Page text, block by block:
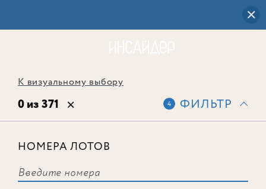
К визуальному выбору
0 из 371 4 ФИЛЬТР
НОМЕРА ЛОТОВ
соответствует ни одного лота